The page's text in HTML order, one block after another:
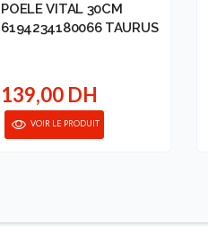
POELE VITAL 30CM
6194234180066 TAURUS
139,00 DH
VOIR LE PRODUIT